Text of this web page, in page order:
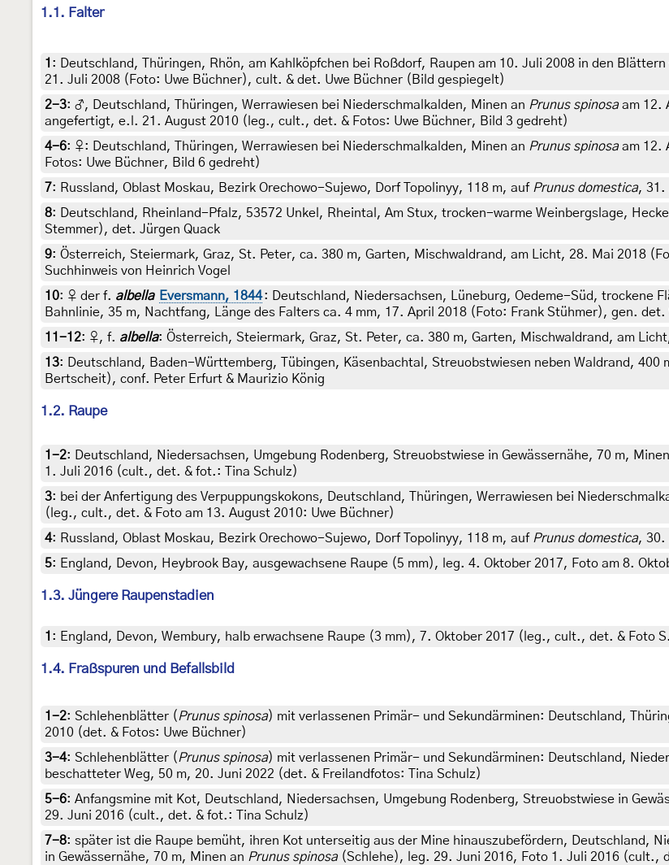
1.1. Falter
1 : Deutschland, Thüringen, Rhön, am Kahlköpfchen bei Roßdorf, Raupen am 10. Juli 2008 in den Blättern
21. Juli 2008 (Foto: Uwe Büchner), cult. & det. Uwe Büchner (Bild gespiegelt)
2-3: ♂, Deutschland, Thüringen, Werrawiesen bei Niederschmalkalden, Minen an Prunus spinosaam 12.
angefertigt, e.l. 21. August 2010 (leg., cult., det. & Fotos: Uwe Büchner, Bild 3 gedreht)
4-6: ♀: Deutschland, Thüringen, Werrawiesen bei Niederschmalkalden, Minen an Prunus spinosaam 12.
Fotos: Uwe Büchner, Bild 6 gedreht)
7: Russland, Oblast Moskau, Bezirk Orechowo-Sujewo, Dorf Topolinyy, 118 m, auf Prunus domestica, 31.
8:
Deutschland, Rheinland-Pfalz, 53572 Unkel, Rheintal, Am Stux, trocken-warme Weinbergslage,
Stemmer), det. Jürgen Quack
9: Österreich, Steiermark, Graz, St. Peter, ca. 380 m, Garten, Mischwaldrand, am Licht, 28. Mai 2018
Suchhinweis von Heinrich Vogel
10: ♀ der f. albella Eversmann, 1844: Deutschland, Niedersachsen, Lüneburg, Oedeme-Süd, trockene
Bahnlinie, 35 m, Nachtfang, Länge des Falters ca. 4 mm, 17. April 2018 (Foto: Frank Stühmer), gen. det.
11-12: ♀, f. albella: Österreich, Steiermark, Graz, St. Peter, ca. 380 m, Garten, Mischwaldrand, am
13:
Deutschland, Baden-Württemberg, Tübingen, Käsenbachtal, Streuobstwiesen neben Waldrand,
Bertscheit), conf. Peter Erfurt & Maurizio König
1.2. Raupe
1-2: Deutschland, Niedersachsen, Umgebung Rodenberg, Streuobstwiese in Gewässernähe, 70 m,
1. Juli 2016 (cult., det. & fot.: Tina Schulz)
3: bei der Anfertigung des Verpuppungskokons, Deutschland, Thüringen, Werrawiesen bei
(leg., cult., det. & Foto am 13. August 2010: Uwe Büchner)
4: Russland, Oblast Moskau, Bezirk Orechowo-Sujewo, Dorf Topolinyy, 118 m, auf Prunus domestica, 30.
5: England, Devon, Heybrook Bay, ausgewachsene Raupe (5 mm), leg. 4. Oktober 2017, Foto am 8.
1.3. Jüngere Raupenstadien
1 : England, Devon, Wembury, halb erwachsene Raupe (3 mm), 7. Oktober 2017 (leg., cult., det. & Foto
1.4. Fraßspuren und Befallsbild
1-2: Schlehenblätter (Prunus spinosa) mit verlassenen Primär- und Sekundärminen: Deutschland,
2010 (det. & Fotos: Uwe Büchner)
3-4: Schlehenblätter (Prunus spinosa) mit verlassenen Primär- und Sekundärminen: Deutschland,
beschatteter Weg, 50 m, 20. Juni 2022 (det. & Freilandfotos: Tina Schulz)
5-6: Anfangsmine mit Kot, Deutschland, Niedersachsen, Umgebung Rodenberg, Streuobstwiese in
29. Juni 2016 (cult., det. & fot.: Tina Schulz)
7-8: später ist die Raupe bemüht, ihren Kot unterseitig aus der Mine hinauszubefördern, Deutschland,
in Gewässernähe, 70 m, Minen an Prunus spinosa(Schlehe), leg. 29. Juni 2016, Foto 1. Juli 2016 (cult.,